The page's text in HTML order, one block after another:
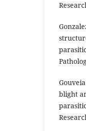
blight